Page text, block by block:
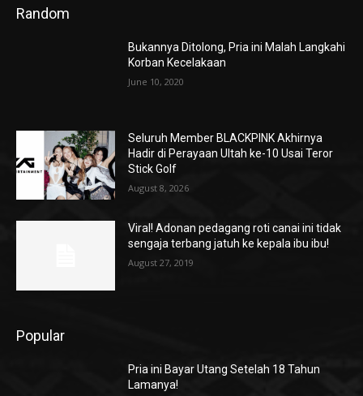
Random
Bukannya Ditolong, Pria ini Malah Langkahi
Korban Kecelakaan
June 10, 2020
Seluruh Member BLACKPINK Akhirnya
Hadir di Perayaan Ultah ke-10 Usai Teror
Stick Golf
August 8, 2026
Viral! Adonan pedagang roti canai ini tidak
sengaja terbang jatuh ke kepala ibu ibu!
August 27, 2019
Popular
Pria ini Bayar Utang Setelah 18 Tahun
Lamanya!